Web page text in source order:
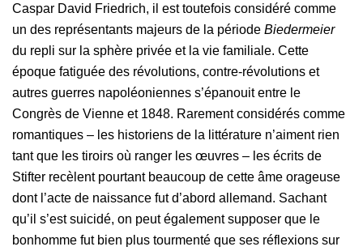
Caspar David Friedrich, il est toutefois considéré comme
un des représentants majeurs de la période Biedermeier
du repli sur la sphère privée et la vie familiale. Cette
époque fatiguée des révolutions, contre-révolutions et
autres guerres napoléoniennes s’épanouit entre le
Congrès de Vienne et 1848. Rarement considérés comme
romantiques – les historiens de la littérature n’aiment rien
tant que les tiroirs où ranger les œuvres – les écrits de
Stifter recèlent pourtant beaucoup de cette âme orageuse
dont l’acte de naissance fut d’abord allemand. Sachant
qu’il s’est suicidé, on peut également supposer que le
bonhomme fut bien plus tourmenté que ses réflexions sur